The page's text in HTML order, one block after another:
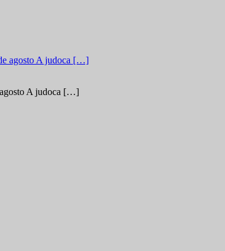
agosto A judoca […]